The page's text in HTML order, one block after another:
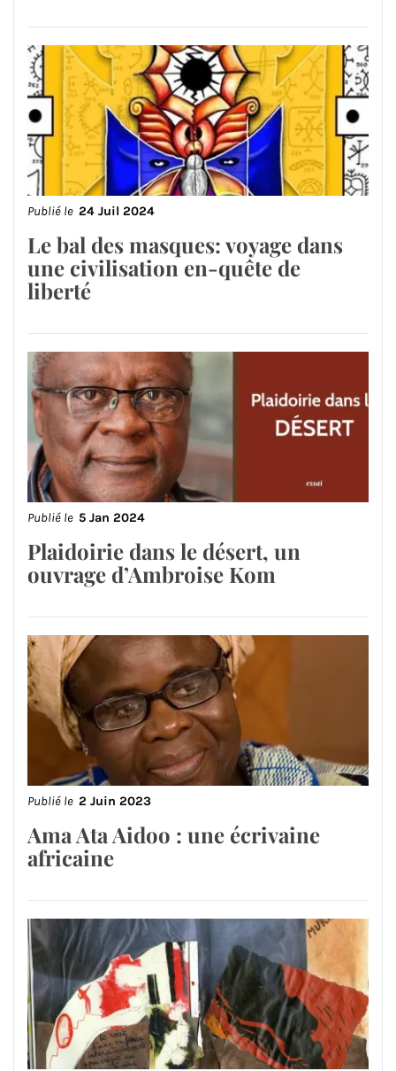
Publié le 24 Juil 2024
Le bal des masques: voyage dans
une civilisation en-quête de
liberté
Publié le 5 Jan 2024
Plaidoirie dans le désert, un
ouvrage d’Ambroise Kom
Publié le 2 Juin 2023
Ama Ata Aidoo : une écrivaine
africaine